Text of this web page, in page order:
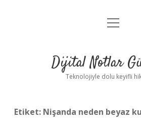
Anasayfa
Yasal Uyarı
menüyü
Dijital Notlar
Teknolojiyle dolu keyifli
Etiket: Nişanda neden beyaz